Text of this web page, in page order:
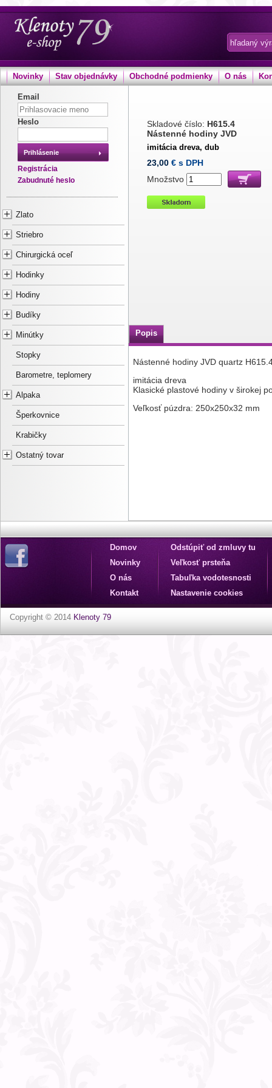
Novinky Stav objednávky Obchodné podmienky O nás
Email
Heslo
Prihlásenie
Registrácia
Zabudnuté heslo
Zlato
Striebro
Chirurgická oceľ
Hodinky
Hodiny
Budíky
Minútky
Stopky
Barometre, teplomery
Alpaka
Šperkovnice
Krabičky
Ostatný tovar
Skladové číslo: H615.4
Nástenné hodiny JVD
imitácia dreva, dub
23,00 € s DPH
Množstvo
Popis
Nástenné hodiny JVD quartz
imitácia dreva
Klasické plastové hodiny v širokej
Veľkosť púzdra: 250x250x32 mm
Domov
Novinky
O nás
Kontakt
Odstúpiť od zmluvy tu
Veľkosť prsteňa
Tabuľka vodotesnosti
Nastavenie cookies
Copyright © 2014 Klenoty 79